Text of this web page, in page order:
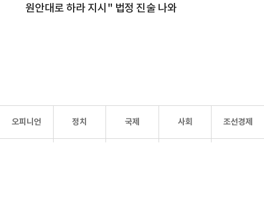
원안대로 하라 지시" 법정 진술 나와
오피니언 정치 국제 사회 조선경제